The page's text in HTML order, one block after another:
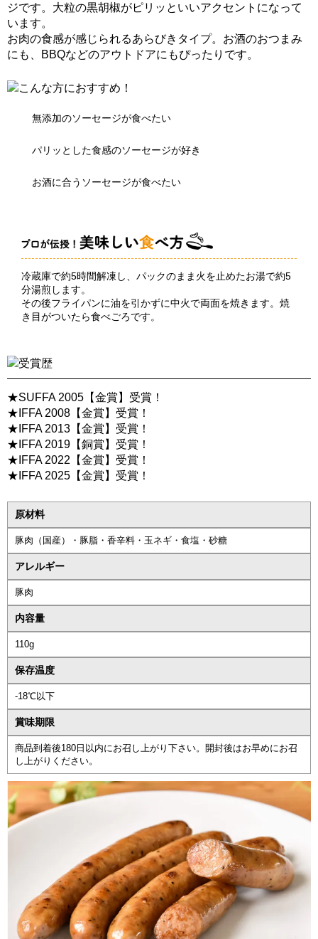
ジです。大粒の黒胡椒がピリッといいアクセントになって
います。
お肉の食感が感じられるあらびきタイプ。お酒のおつまみ
にも、BBQなどのアウトドアにもぴったりです。
無添加のソーセージが食べたい
パリッとした食感のソーセージが好き
お酒に合うソーセージが食べたい
冷蔵庫で約5時間解凍し、パックのまま火を止めたお湯で約5
分湯煎します。
その後フライパンに油を引かずに中火で両面を焼きます。焼
き目がついたら食べごろです。
★SUFFA 2005【金賞】受賞！
★IFFA 2008【金賞】受賞！
★IFFA 2013【金賞】受賞！
★IFFA 2019【銅賞】受賞！
★IFFA 2022【金賞】受賞！
★IFFA 2025【金賞】受賞！
原材料
豚肉（国産）・豚脂・香辛料・玉ネギ・食塩・砂糖
アレルギー
豚肉
内容量
110g
保存温度
-18℃以下
賞味期限
商品到着後180日以内にお召し上がり下さい。開封後はお早めにお召
し上がりください。